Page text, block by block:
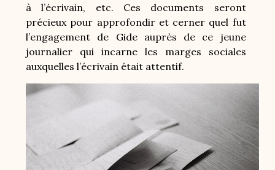
à l’écrivain, etc. Ces documents seront
précieux pour approfondir et cerner quel fut
l’engagement de Gide auprès de ce jeune
journalier qui incarne les marges sociales
auxquelles l’écrivain était attentif.
Image